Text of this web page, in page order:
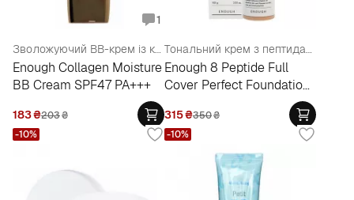
1
Зволожуючий BB-крем із колагеном
Enough Collagen Moisture
BB Cream SPF47 PA+++
183₴203₴
Тональний крем з пептидами
Enough 8 Peptide Full
Cover Perfect Foundation
315₴350₴
-10% -10%